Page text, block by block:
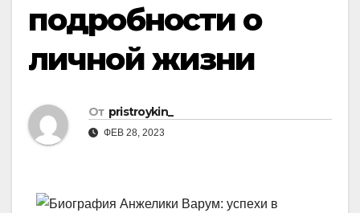
подробности о
личной жизни
От pristroykin_
ФЕВ 28, 2023